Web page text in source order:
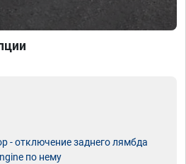
- отключение заднего лямбда
по нему